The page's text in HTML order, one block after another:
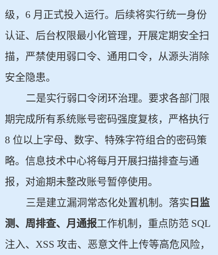
级，6 月正式投入运行。后续将实行统一身份
认证、后台权限最小化管理，开展定期安全扫
描，严禁使用弱口令、通用口令，从源头消除
安全隐患。
二是实行弱口令闭环治理。要求各部门限
期完成所有系统账号密码强度复核，严格执行
8 位以上字母、数字、特殊字符组合的密码策
略。信息技术中心将每月开展扫描排查与通
报，对逾期未整改账号暂停使用。
三是建立漏洞常态化处置机制。落实 日监
测、周排查、月通报工作机制，重点防范 SQL
注入、XSS 攻击、恶意文件上传等高危风险，